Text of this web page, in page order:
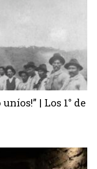
| Los 1° de